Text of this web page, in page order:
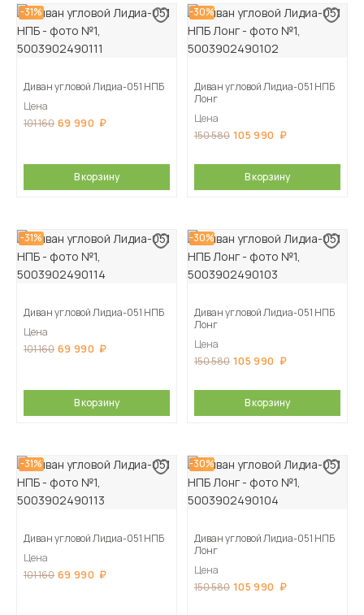
-31%
Диван угловой Лидиа-051 НПБ
Цена
101 160 69 990
В корзину
-30%
Диван угловой Лидиа-051 НПБ
Лонг
Цена
150 580 105 990
В корзину
-31%
Диван угловой Лидиа-051 НПБ
Цена
101 160 69 990
В корзину
-30%
Диван угловой Лидиа-051 НПБ
Лонг
Цена
150 580 105 990
В корзину
-31%
Диван угловой Лидиа-051 НПБ
Цена
101 160 69 990
-30%
Диван угловой Лидиа-051 НПБ
Лонг
Цена
150 580 105 990